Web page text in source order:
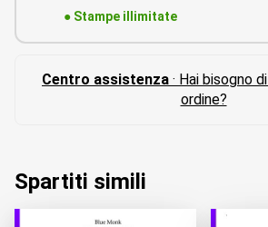
● Stampe illimitate
Centro assistenza · Hai bisogno
ordine?
Spartiti simili